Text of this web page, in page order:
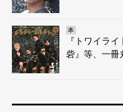
本
『トワイラ
砦』等、一冊